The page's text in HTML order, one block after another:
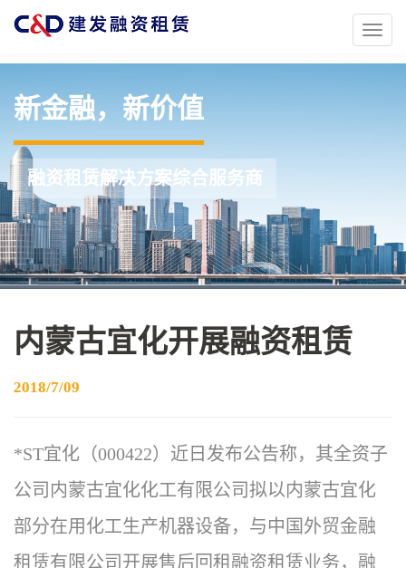
Toggle
新金融，新价值
融资租赁解决方案综合服务商
内蒙古宜化开展融资租赁
2018/7/09
*ST宜化（000422）近日发布公告称，其全资子
公司内蒙古宜化化工有限公司拟以内蒙古宜化
部分在用化工生产机器设备，与中国外贸金融
租赁有限公司开展售后回租融资租赁业务，融